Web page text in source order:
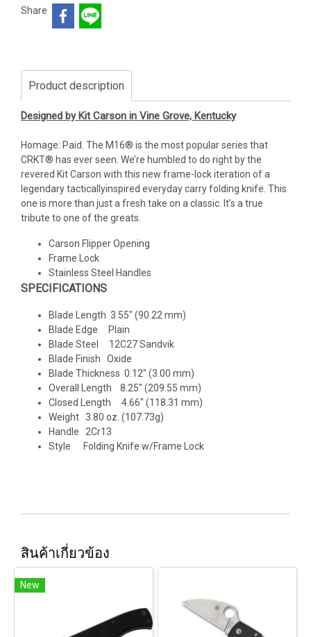
Share
Product description
Designed by Kit Carson in Vine Grove, Kentucky
Homage: Paid. The M16® is the most popular series that
CRKT® has ever seen. We’re humbled to do right by the
revered Kit Carson with this new frame-lock iteration of a
legendary tacticallyinspired everyday carry folding knife. This
one is more than just a fresh take on a classic. It’s a true
tribute to one of the greats.
Carson Flipper Opening
Frame Lock
Stainless Steel Handles
SPECIFICATIONS
Blade Length 3.55" (90.22 mm)
Blade Edge Plain
Blade Steel 12C27 Sandvik
Blade Finish Oxide
Blade Thickness 0.12" (3.00 mm)
Overall Length 8.25" (209.55 mm)
Closed Length 4.66" (118.31 mm)
Weight 3.80 oz. (107.73g)
Handle 2Cr13
Style Folding Knife w/Frame Lock
สินค้าเกี่ยวข้อง
New